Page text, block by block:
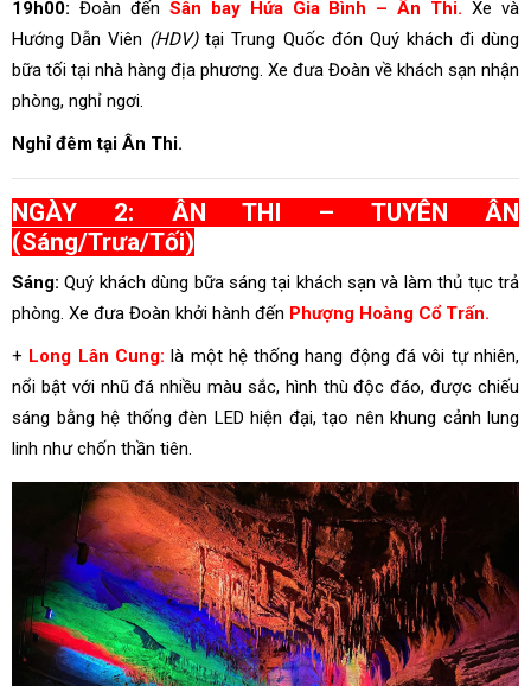
19h00: Đoàn đến Sân bay Hứa Gia Bình – Ân Thi.Xe và
Hướng Dẫn Viên (HDV)tại Trung Quốc đón Quý khách đi dùng
bữa tối tại nhà hàng địa phương. Xe đưa Đoàn về khách sạn nhận
phòng, nghỉ ngơi.
Nghỉ đêm tại Ân Thi.
NGÀY 2: ÂN THI – TUYÊN ÂN
(Sáng/Trưa/Tối)
Sáng:Quý khách dùng bữa sáng tại khách sạn và làm thủ tục trả
phòng. Xe đưa Đoàn khởi hành đến Phượng Hoàng Cổ Trấn.
+ Long Lân Cung: là một hệ thống hang động đá vôi tự nhiên,
nổi bật với nhũ đá nhiều màu sắc, hình thù độc đáo, được chiếu
sáng bằng hệ thống đèn LED hiện đại, tạo nên khung cảnh lung
linh như chốn thần tiên.